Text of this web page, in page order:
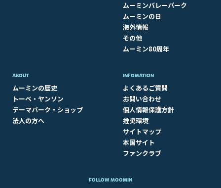
ムーミンバレーパーク
ムーミンの日
海外情報
その他
ムーミン80周年
ABOUT​
ムーミンの歴史
トーベ・ヤンソン
テーマパーク・ショップ
法人の方へ
INFOMATION
よくあるご質問
お問い合わせ
個人情報保護方針
推奨環境
サイトマップ
本国サイト
ファンクラブ
FOLLOW MOOMIN